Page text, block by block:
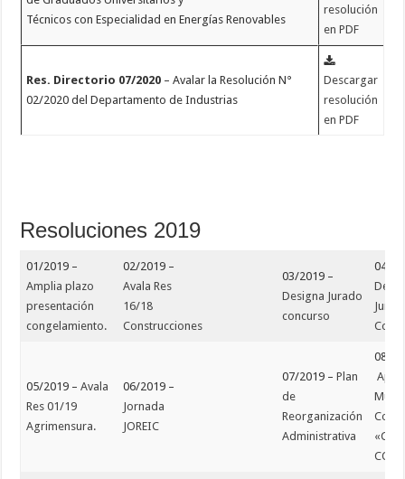
Técnicos con Especialidad en Energías Renovables
resolución
en PDF
Res. Directorio 07/2020 – Avalar la Resolución N°
02/2020 del Departamento de Industrias
Descargar
resolución
en PDF
Resoluciones 2019
01/2019 –
Amplia plazo
presentación
congelamiento.
02/2019 –
Avala Res
16/18
Construcciones
03/2019 –
Designa Jurado
concurso
04/
05/2019 –Avala
Res 01/19
Agrimensura.
06/2019 –
Jornada
JOREIC
07/2019 –Plan
de
Reorganización
Administrativa
08/
CO»